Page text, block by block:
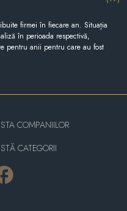
firmei în fiecare an. Situația
în perioada respectivă,
pentru anii pentru care au fost
COMPANIILOR
CATEGORII